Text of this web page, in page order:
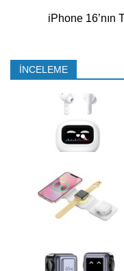
iPhone 16’nın
İNCELEME